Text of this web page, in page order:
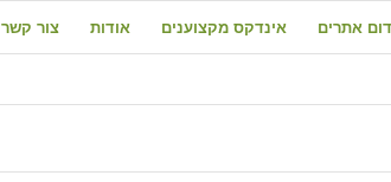
אתרים אינדקס מקצוענים אודות צור קשר